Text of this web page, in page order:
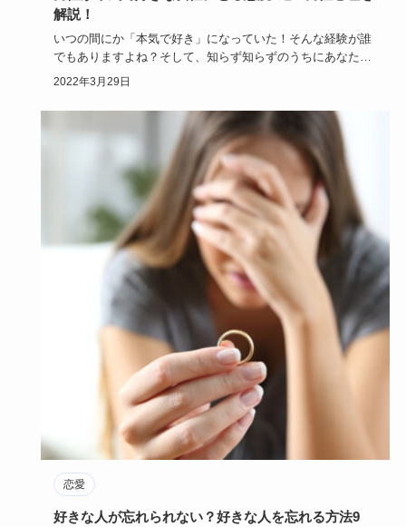
解説！
いつの間にか「本気で好き」になっていた！そんな経験が誰
でもありますよね？そして、知らず知らずのうちにあなた自
身が男性からそ…
2022年3月29日
恋愛
好きな人が忘れられない？好きな人を忘れる方法9